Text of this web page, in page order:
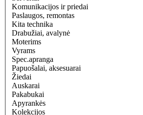
Komunikacijos ir priedai
Paslaugos, remontas
Kita technika
Drabužiai, avalynė
Moterims
Vyrams
Spec.apranga
Papuošalai, aksesuarai
Žiedai
Auskarai
Pakabukai
Apyrankės
Kolekcijos